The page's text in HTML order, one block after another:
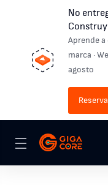
No
Aprende
marca ·
agosto